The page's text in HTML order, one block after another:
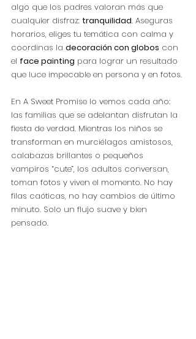
algo que los padres valoran más que
cualquier disfraz: tranquilidad. Aseguras
horarios, eliges tu temática con calma y
coordinas la decoración con globos con
el face painting para lograr un resultado
que luce impecable en persona y en fotos.
En A Sweet Promise lo vemos cada año:
las familias que se adelantan disfrutan la
fiesta de verdad. Mientras los niños se
transforman en murciélagos amistosos,
calabazas brillantes o pequeños
vampiros “cute”, los adultos conversan,
toman fotos y viven el momento. No hay
filas caóticas, no hay cambios de último
minuto. Solo un flujo suave y bien
pensado.